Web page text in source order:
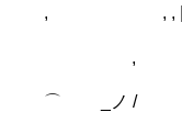
, , , |/
|
,
ｉ
⌒ _ノ /
| /| | |